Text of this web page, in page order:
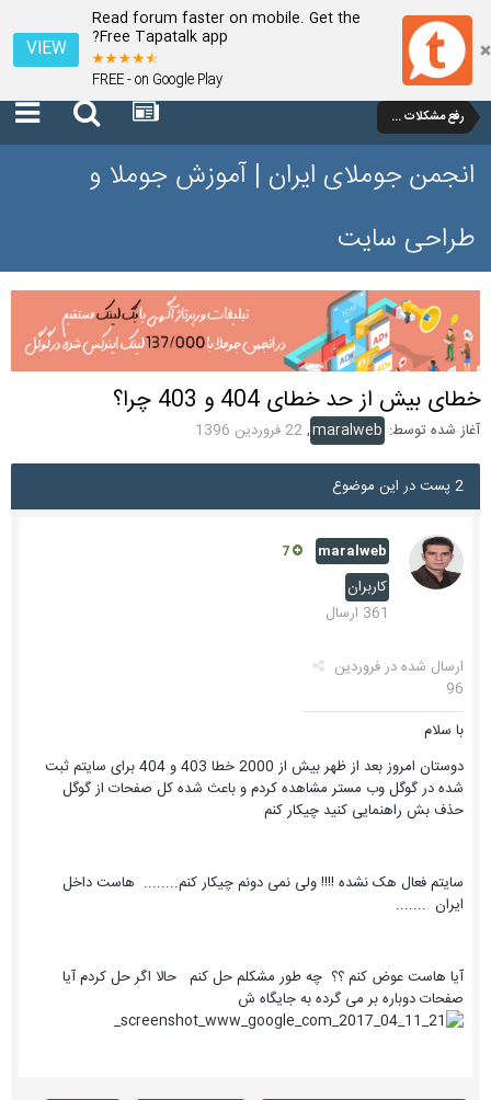
Read forum faster on mobile. Get the
Free Tapatalk app?
FREE - on Google Play
VIEW
رفع مشکلات و سوالات عمومی جوملا 3 تا 3.9
انجمن جوملای ایران | آموزش جوملا و
طراحی سایت
خطای بیش از حد خطای 404 و 403 چرا؟
آغاز شده توسط: maralweb
,22 فروردین 1396
2 پست در این موضوع
maralweb
کاربران
361 ارسال
ارسال شده درفروردین
96
با سلام
دوستان امروز بعد از ظهر بیش از 2000 خطا 403 و 404 برای سایتم ثبت
شده در گوگل وب مستر مشاهده کردم و باعث شده کل صفحات از گوگل
حذف بش راهنمایی کنید چیکار کنم
سایتم فعال هک نشده !!!! ولی نمی دونم چیکار کنم........ هاست داخل
ایران .......
آیا هاست عوض کنم ؟؟ چه طور مشکلم حل کنم حالا اگر حل کردم آیا
صفحات دوباره بر می گرده به جایگاه ش